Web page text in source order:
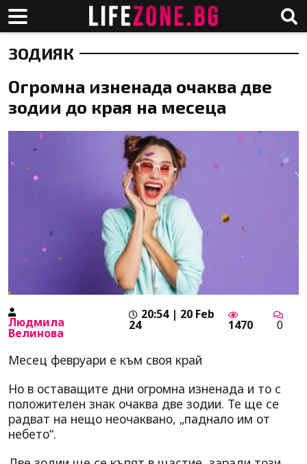
ЗОДИЯК
Огромна изненада очаква две
зодии до края на месеца
Людмила
Велинова
20:54 | 20 Feb
24 1470 0
Месец февруари е към своя край
Но в оставащите дни огромна изненада и то с
положителен знак очаква две зодии. Те ще се
радват на нещо неочаквано, „паднало им от
небето“.